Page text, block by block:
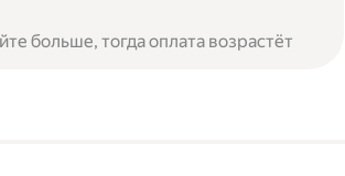
больше, тогда оплата возрастёт